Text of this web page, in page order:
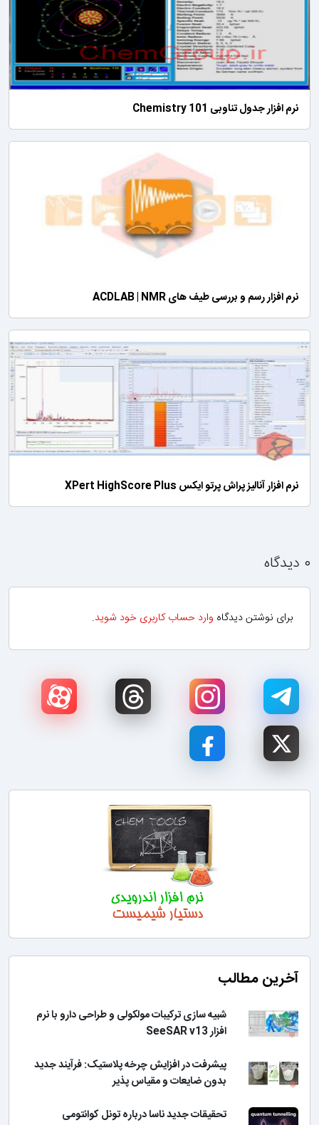
نرم افزار جدول تناوبی Chemistry 101
نرم افزار رسم و بررسی طیف های ACDLAB | NMR
نرم افزار آنالیز پراش پرتو ایکس XPert HighScore Plus
۰ دیدگاه
برای نوشتن دیدگاه وارد حساب کاربری خود شوید.
آخرین مطالب
شبیه سازی ترکیبات مولکولی و طراحی دارو با نرم
افزار SeeSAR v13
پیشرفت در افزایش چرخه پلاستیک: فرآیند جدید
بدون ضایعات و مقیاس پذیر
تحقیقات جدید ناسا درباره تونل کوانتومی